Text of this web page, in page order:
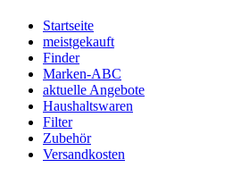
Startseite
meistgekauft
Finder
Marken-ABC
aktuelle Angebote
Haushaltswaren
Filter
Zubehör
Versandkosten